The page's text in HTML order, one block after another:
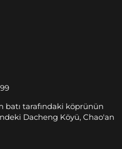
batı tarafındaki köprünün
Dacheng Köyü, Chao'an